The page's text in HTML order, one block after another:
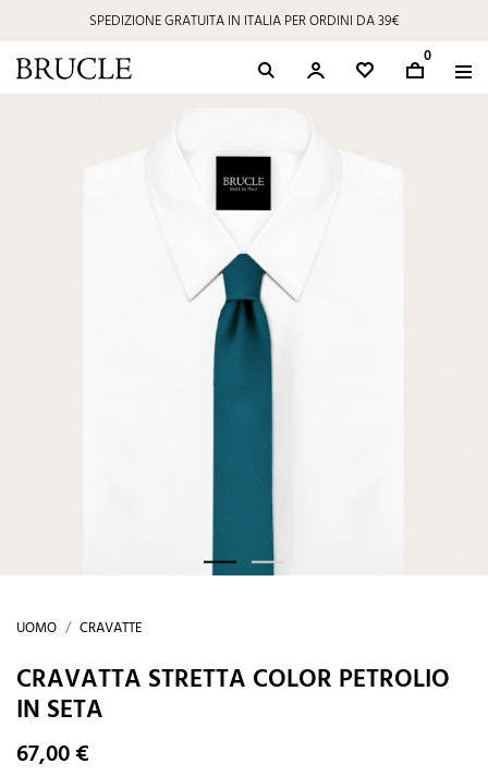
SPEDIZIONE GRATUITA IN ITALIA PER ORDINI DA 39€
0
UOMO CRAVATTE
CRAVATTA STRETTA COLOR PETROLIO
IN SETA
67,00 €